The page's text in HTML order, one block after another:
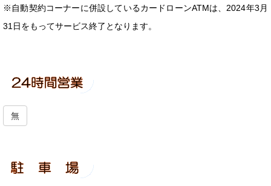
※自動契約コーナーに併設しているカードローンATMは、2024年3月
31日をもってサービス終了となります。
無